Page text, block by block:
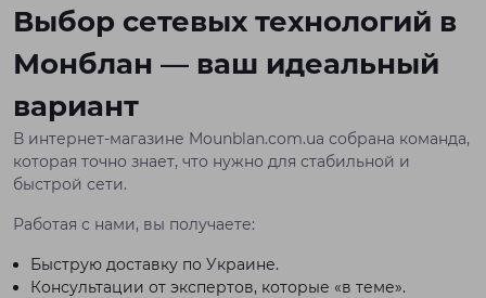
Выбор сетевых технологий в
Монблан — ваш идеальный
вариант
В интернет-магазине Mounblan.com.ua собрана команда,
которая точно знает, что нужно для стабильной и
быстрой сети.
Работая с нами, вы получаете:
Быструю доставку по Украине.
Консультации от экспертов, которые «в теме».